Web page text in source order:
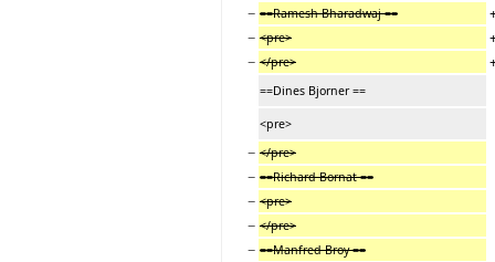
− ==Ramesh Bharadwaj ==
− <pre>
− </pre>
==Dines Bjorner ==
<pre>
− </pre>
− ==Richard Bornat ==
− <pre>
− </pre>
− ==Manfred Broy ==